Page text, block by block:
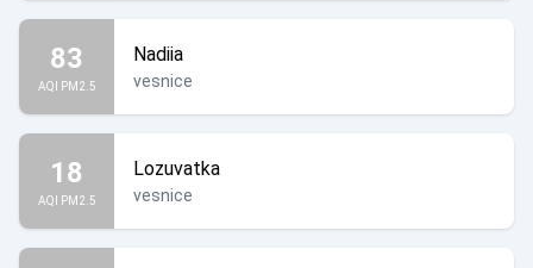
83
AQI PM2.5
Nadiia
vesnice
18
AQI PM2.5
Lozuvatka
vesnice